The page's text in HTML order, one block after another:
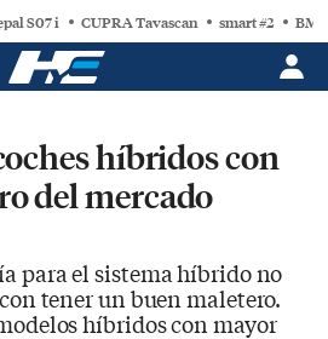
S07 i CUPRA Tavascan smart #2
híbridos con
del mercado
para el sistema híbrido no
tener un buen maletero.
híbridos con mayor